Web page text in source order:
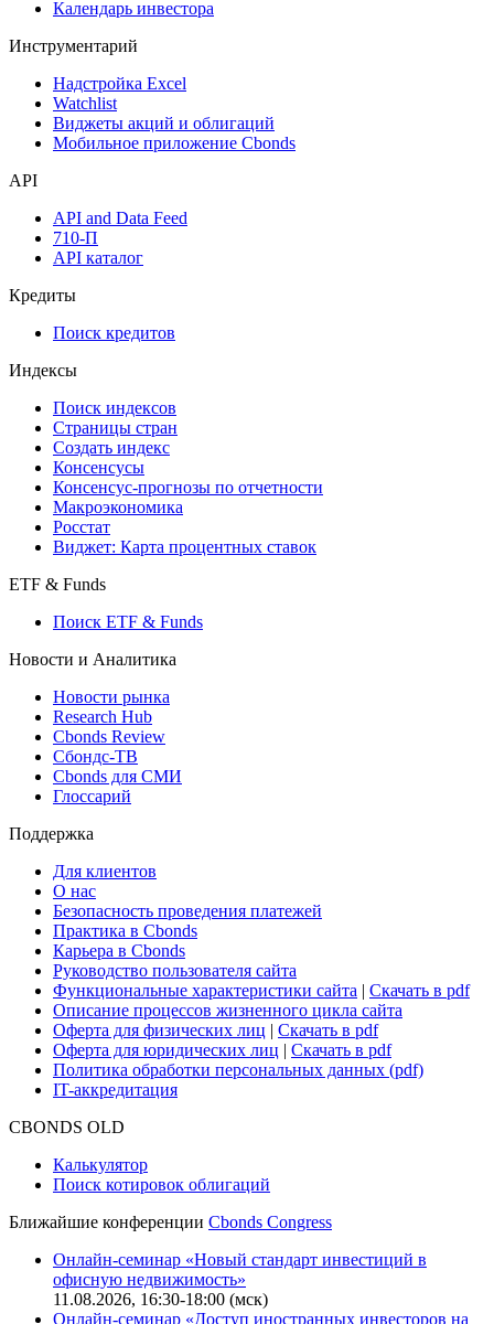
Оферты
Денежный рынок
Календарь инвестора
Инструментарий
Мобильное приложение Cbonds
API
API and Data Feed
API каталог
Кредиты
Поиск кредитов
Индексы
Поиск индексов
Страницы стран
Создать индекс
Консенсусы
Макроэкономика
Виджет: Карта процентных ставок
ETF & Funds
Поиск ETF & Funds
Новости и Аналитика
Новости рынка
Research Hub
Сбондс-ТВ
Глоссарий
Поддержка
Для клиентов
О нас
Безопасность проведения платежей
Практика в Cbonds
Карьера в Cbonds
Руководство пользователя сайта
Функциональные характеристики сайта|Скачать в pdf
Описание процессов жизненного цикла сайта
Оферта для юридических лиц
IT-аккредитация
Поиск котировок облигаций
Ближайшие конференцииCbonds Congress